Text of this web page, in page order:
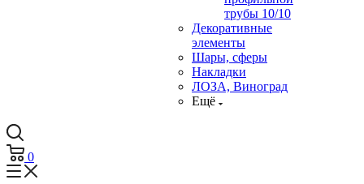
трубы 10/10
Декоративные
элементы
Шары, сферы
Накладки
ЛОЗА, Виноград
Ещё
0